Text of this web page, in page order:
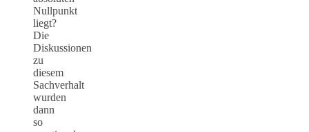
Nullpunkt
liegt?
Die
Diskussionen
zu
diesem
Sachverhalt
wurden
dann
so